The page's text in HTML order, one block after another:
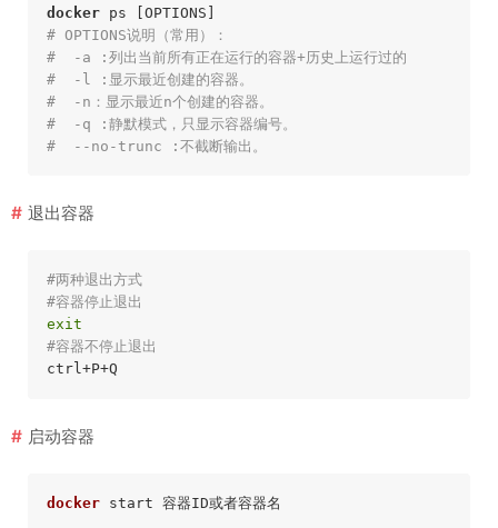
docker ps [OPTIONS]
# OPTIONS说明（常用）：
#  -a :列出当前所有正在运行的容器+历史上运行过的
#  -l :显示最近创建的容器。
#  -n：显示最近n个创建的容器。
#  -q :静默模式，只显示容器编号。
#  --no-trunc :不截断输出。
退出容器
#两种退出方式
#容器停止退出
exit
#容器不停止退出
启动容器
docker